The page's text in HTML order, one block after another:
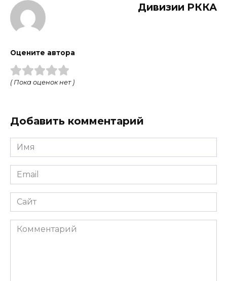
Дивизии РККА
Оцените автора
( Пока оценок нет )
Добавить комментарий
Имя
Email
Сайт
Комментарий